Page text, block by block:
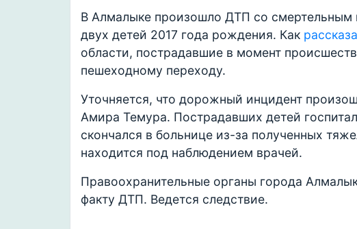
В Алмалыке произошло ДТП со смертельным
двух детей 2017 года рождения. Как
области, пострадавшие в момент
пешеходному переходу.
Уточняется, что дорожный инцидент
Амира Темура. Пострадавших детей
скончался в больнице из-за полученных
находится под наблюдением врачей.
Правоохранительные органы города
факту ДТП. Ведется следствие.